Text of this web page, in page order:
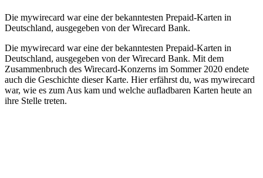
Die mywirecard war eine der bekanntesten Prepaid-Karten in
Deutschland, ausgegeben von der Wirecard Bank.
Die mywirecard war eine der bekanntesten Prepaid-Karten in
Deutschland, ausgegeben von der Wirecard Bank. Mit dem
Zusammenbruch des Wirecard-Konzerns im Sommer 2020 endete
auch die Geschichte dieser Karte. Hier erfährst du, was mywirecard
war, wie es zum Aus kam und welche aufladbaren Karten heute an
ihre Stelle treten.